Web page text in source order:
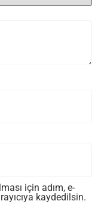
için adım, e-
kaydedilsin.